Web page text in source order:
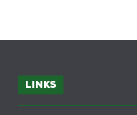
Links